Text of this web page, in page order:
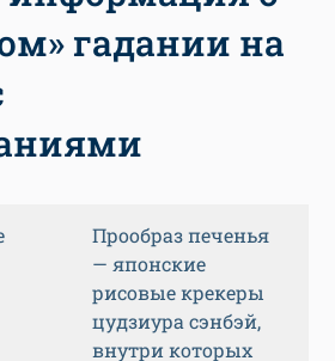
гадании на
Прообраз печенья
— японские
рисовые крекеры
цудзиура сэнбэй,
внутри которых